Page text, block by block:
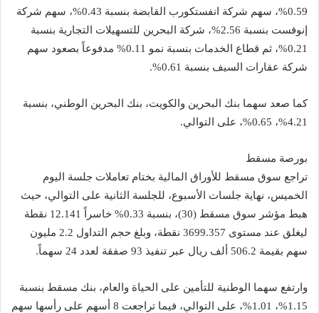
0.59%، سهم شركة انفستكورب القابضة بنسبة 0.43%، سهم شركة
إنوفست بنسبة 2.56%، شركة البحرين للتسهيلات التجارية بنسبة
0.21%، ثم قطاع الخدمات بنسبة نمو 0.11% مدفوعاً بصعود سهم
شركة عقارات السيف بنسبة 0.61%.
كما صعد سهما بنك البحرين والكويت، بنك البحرين الوطني، بنسبة
4.21%، 0.65%، على التوالي.
بورصة مسقط
تراجع سوق مسقط للأوراق المالية بختام تعاملات جلسة اليوم
الخميس، نهاية جلسات الأسبوع، للجلسة الثانية على التوالي، حيث
هبط مؤشر سوق مسقط (30)، بنسبة 0.33% خاسراً 12.141 نقطة
ليغلق عند مستوى 3699.357 نقطة، وبلغ حجم التداول 2.2 مليون
سهم بقيمة 506.2 ألف ريال عبر تنفيذ 93 صفقة لعدد 24 سهماً.
وارتفع سهما الوطنية للتأمين على الحياة والعام، بنك مسقط بنسبة
1.15%، 1.01%، على التوالي، فيما تراجعت 8 أسهم على رأسها سهم